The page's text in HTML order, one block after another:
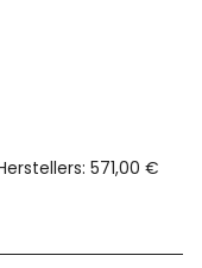
: 571,00 €